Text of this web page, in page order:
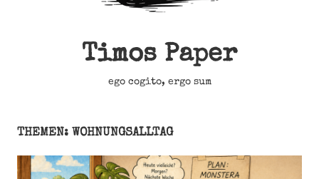
Timos Paper
ego cogito, ergo sum
THEMEN: WOHNUNGSALLTAG